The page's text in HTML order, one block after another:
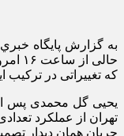
به گزارش پايگاه
که تغییراتی در ترکیب
یحیی گل محمدی پس از
تهران از عملکرد
جریان همان دیدار